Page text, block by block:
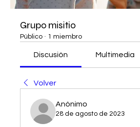
Grupo misitio
Público · 1 miembro
Discusión Multimedia
Volver
Anónimo
28 de agosto de 2023